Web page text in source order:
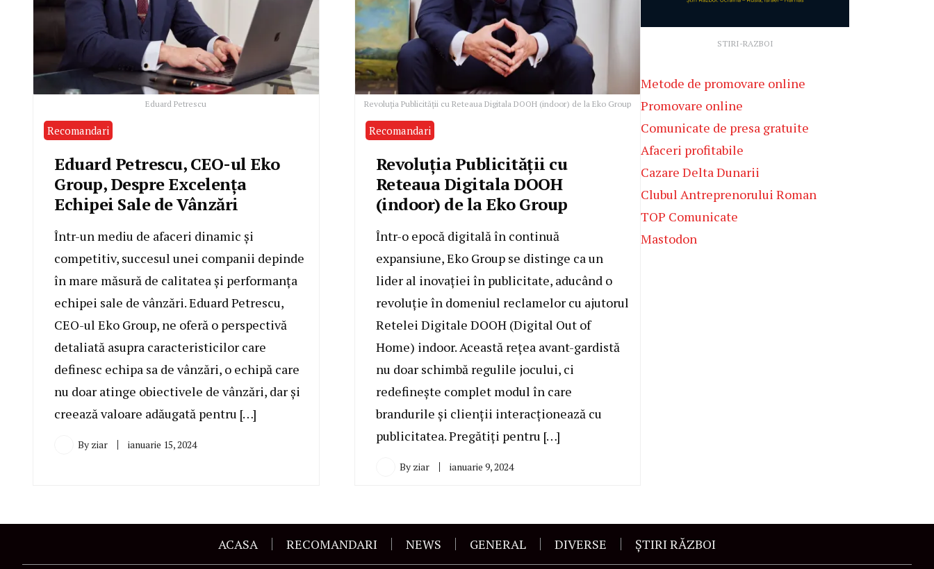
Eduard Petrescu
Recomandari
Eduard Petrescu, CEO-ul Eko
Group, Despre Excelența
Echipei Sale de Vânzări
Într-un mediu de afaceri dinamic și
competitiv, succesul unei companii depinde
în mare măsură de calitatea și performanța
echipei sale de vânzări. Eduard Petrescu,
CEO-ul Eko Group, ne oferă o perspectivă
detaliată asupra caracteristicilor care
definesc echipa sa de vânzări, o echipă care
nu doar atinge obiectivele de vânzări, dar și
creează valoare adăugată pentru […]
By ziar ianuarie 15, 2024
Revoluția Publicității cu Reteaua Digitala DOOH (indoor) de la Eko Group
Recomandari
Revoluția Publicității cu
Reteaua Digitala DOOH
(indoor) de la Eko Group
Într-o epocă digitală în continuă
expansiune, Eko Group se distinge ca un
lider al inovației în publicitate, aducând o
revoluție în domeniul reclamelor cu ajutorul
Retelei Digitale DOOH (Digital Out of
Home) indoor. Această rețea avant-gardistă
nu doar schimbă regulile jocului, ci
redefinește complet modul în care
brandurile și clienții interacționează cu
publicitatea. Pregătiți pentru […]
By ziar ianuarie 9, 2024
STIRI-RAZBOI
Metode de promovare online
Promovare online
Comunicate de presa gratuite
Afaceri profitabile
Cazare Delta Dunarii
Clubul Antreprenorului Roman
TOP Comunicate
Mastodon
ACASA RECOMANDARI NEWS GENERAL DIVERSE ŞTIRI RĂZBOI